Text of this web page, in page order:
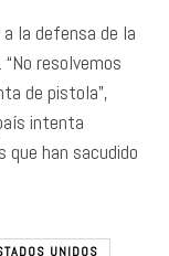
la defensa de la
resolvemos
de pistola”,
intenta
han sacudido
UNIDOS